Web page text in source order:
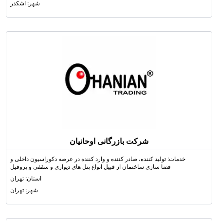
شهر: اشکذر
شرکت بازرگانی اوحانیان
خدمات: تولید کننده، صادر کننده و وارد کننده در عرصه دکوراسيون داخلی و
فضا سازی ساختمان از قبیل انواع پنل های دیواری و سقفی و پروفیل
استان: تهران
شهر: تهران